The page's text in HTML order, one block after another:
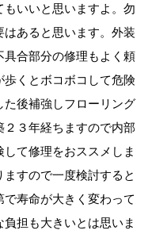
もいいと思いますよ。勿
あると思います。外装
合部分の修理もよく頼
歩くとボコボコして危険
後補強しフローリング
３年経ちますので内部
て修理をおススメしま
すので一度検討すると
寿命が大きく変わって
担も大きいとは思いま